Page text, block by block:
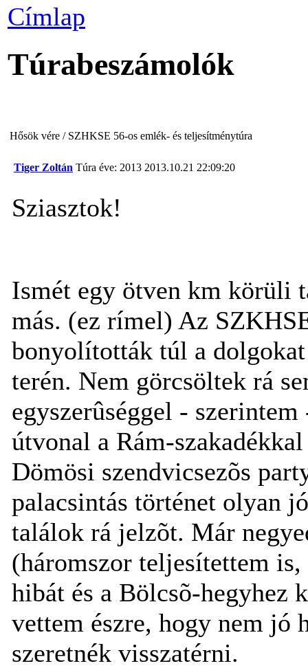
Címlap
Túrabeszámolók
Hősök vére / SZHKSE 56-os emlék- és teljesítménytúra
Tiger Zoltán Túra éve: 2013 2013.10.21 22:09:20
Sziasztok!
Ismét egy ötven km körüli
más. (ez rímel) Az
bonyolították túl a dolgokat
terén. Nem görcsöltek rá
egyszerûséggel -
útvonal a Rám-
Dömösi szendvicsezõs
palacsintás történet olyan
találok rá jelzõt. Már
(háromszor teljesítettem
hibát és a Bölcsõ-hegyhez
vettem észre, hogy nem jó
szeretnék visszatérni.